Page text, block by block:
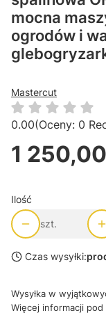
mocna
ogrodów i
Mastercut
0.00(Oceny: 0
Cena
1 250,00
Ilość
szt.
Czas wysyłki:
Wysyłka w
Więcej informacji pod